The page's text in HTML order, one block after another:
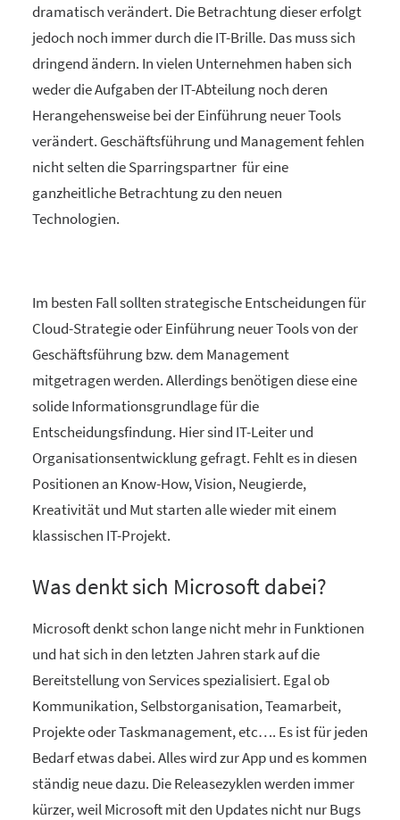
dramatisch verändert. Die Betrachtung dieser erfolgt
jedoch noch immer durch die IT-Brille. Das muss sich
dringend ändern. In vielen Unternehmen haben sich
weder die Aufgaben der IT-Abteilung noch deren
Herangehensweise bei der Einführung neuer Tools
verändert. Geschäftsführung und Management fehlen
nicht selten die Sparringspartner für eine
ganzheitliche Betrachtung zu den neuen
Technologien.
Im besten Fall sollten strategische Entscheidungen für
Cloud-Strategie oder Einführung neuer Tools von der
Geschäftsführung bzw. dem Management
mitgetragen werden. Allerdings benötigen diese eine
solide Informationsgrundlage für die
Entscheidungsfindung. Hier sind IT-Leiter und
Organisationsentwicklung gefragt. Fehlt es in diesen
Positionen an Know-How, Vision, Neugierde,
Kreativität und Mut starten alle wieder mit einem
klassischen IT-Projekt.
Was denkt sich Microsoft dabei?
Microsoft denkt schon lange nicht mehr in Funktionen
und hat sich in den letzten Jahren stark auf die
Bereitstellung von Services spezialisiert. Egal ob
Kommunikation, Selbstorganisation, Teamarbeit,
Projekte oder Taskmanagement, etc…. Es ist für jeden
Bedarf etwas dabei. Alles wird zur App und es kommen
ständig neue dazu. Die Releasezyklen werden immer
kürzer, weil Microsoft mit den Updates nicht nur Bugs